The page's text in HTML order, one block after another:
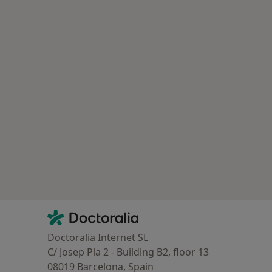
Contacto
Doctoralia - Página de inicio
Doctoralia Internet SL
C/ Josep Pla 2 - Building B2, floor 13
08019 Barcelona, Spain